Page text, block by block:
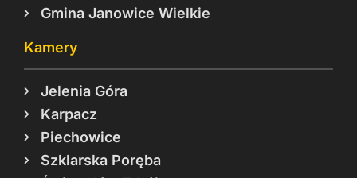
Gmina Janowice Wielkie
Kamery
Jelenia Góra
Karpacz
Piechowice
Szklarska Poręba